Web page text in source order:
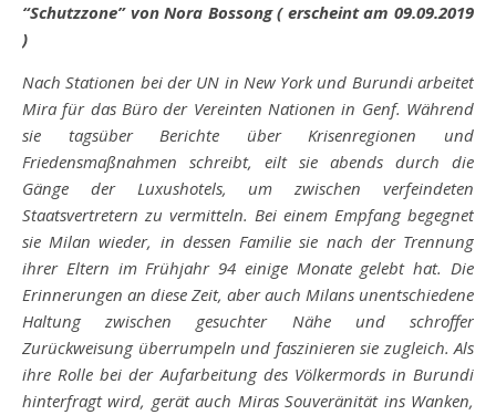
“Schutzzone” von Nora Bossong ( erscheint am 09.09.2019
)
Nach Stationen bei der UN in New York und Burundi arbeitet
Mira für das Büro der Vereinten Nationen in Genf. Während
sie tagsüber Berichte über Krisenregionen und
Friedensmaßnahmen schreibt, eilt sie abends durch die
Gänge der Luxushotels, um zwischen verfeindeten
Staatsvertretern zu vermitteln. Bei einem Empfang begegnet
sie Milan wieder, in dessen Familie sie nach der Trennung
ihrer Eltern im Frühjahr 94 einige Monate gelebt hat. Die
Erinnerungen an diese Zeit, aber auch Milans unentschiedene
Haltung zwischen gesuchter Nähe und schroffer
Zurückweisung überrumpeln und faszinieren sie zugleich. Als
ihre Rolle bei der Aufarbeitung des Völkermords in Burundi
hinterfragt wird, gerät auch Miras Souveränität ins Wanken,